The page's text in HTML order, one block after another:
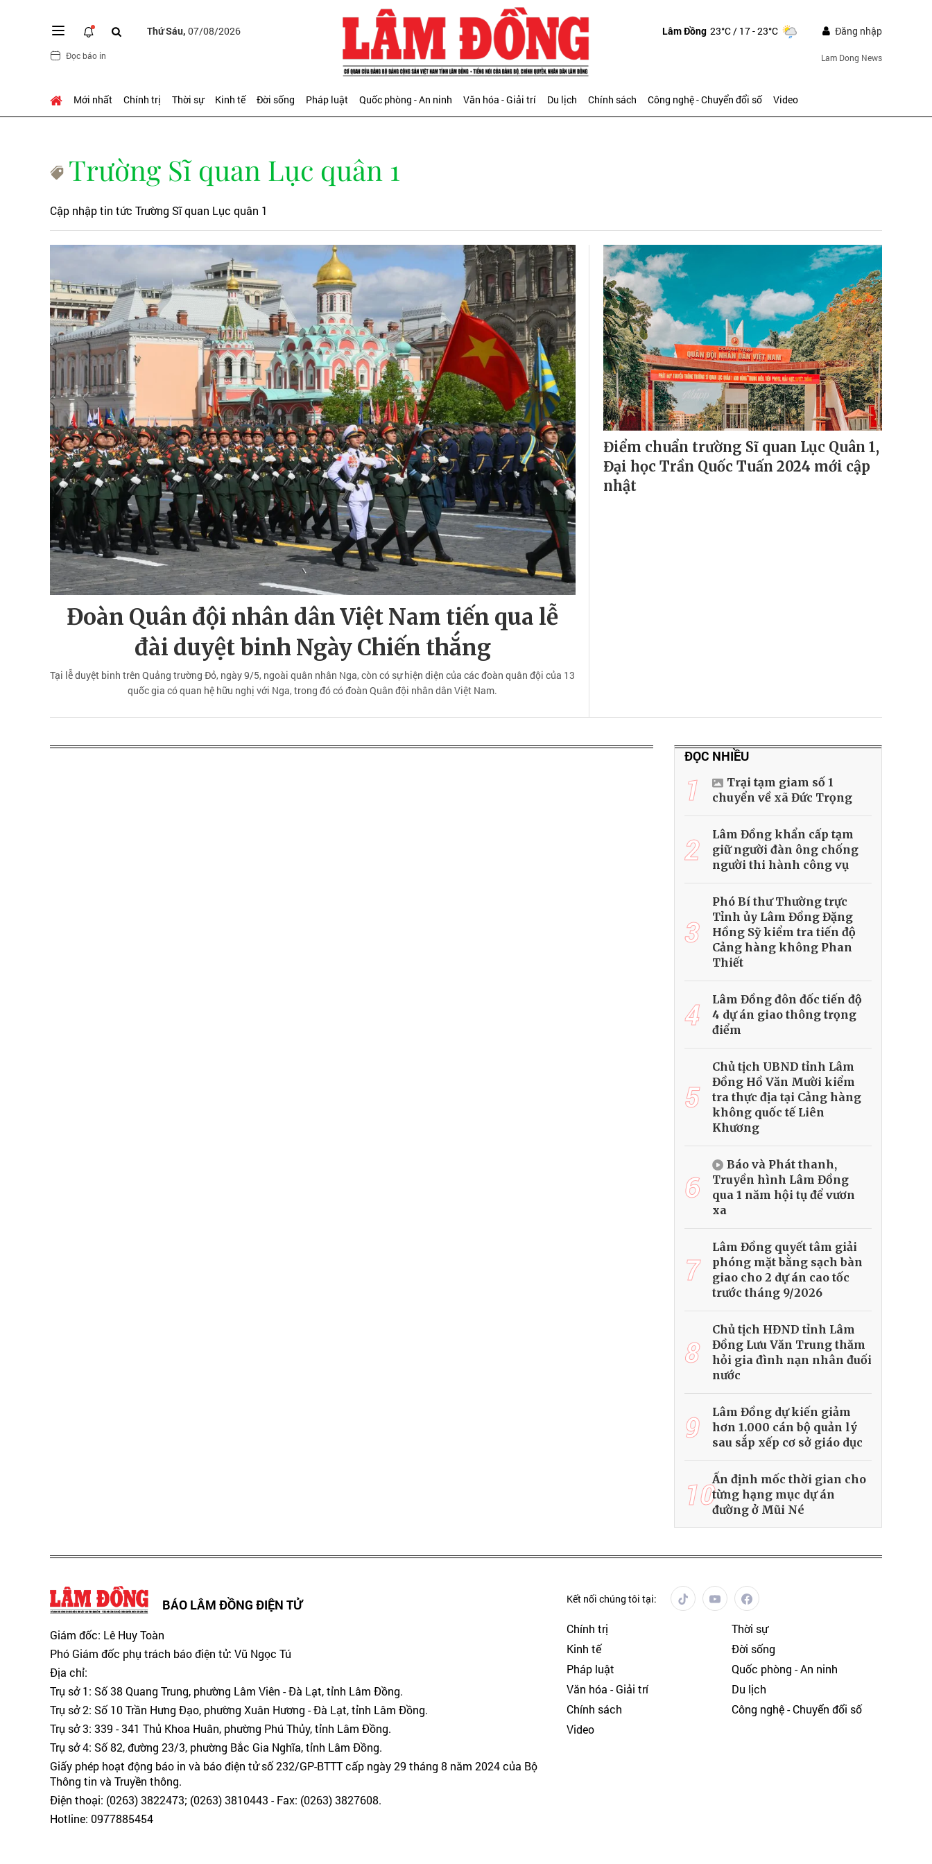
Thứ Sáu, 07/08/2026
Đọc báo in
Lâm Đồng 23°C/ 17 - 23°C Đăng nhập
Lam Dong News
Mới nhất Chính trị Thời sự Kinh tế Đời sống Pháp luật Quốc phòng - An ninh Văn hóa - Giải trí Du lịch Chính sách Công nghệ - Chuyển đổi số Video
Trường Sĩ quan Lục quân 1
Cập nhập tin tức Trường Sĩ quan Lục quân 1
Đoàn Quân đội nhân dân Việt Nam tiến qua lễ
đài duyệt binh Ngày Chiến thắng
Tại lễ duyệt binh trên Quảng trường Đỏ, ngày 9/5, ngoài quân nhân Nga, còn có sự hiện diện của các đoàn quân đội của 13
quốc gia có quan hệ hữu nghị với Nga, trong đó có đoàn Quân đội nhân dân Việt Nam.
Điểm chuẩn trường Sĩ quan Lục Quân 1,
Đại học Trần Quốc Tuấn 2024 mới cập
nhật
ĐỌC NHIỀU
1
Trại tạm giam số 1
chuyển về xã Đức Trọng
2
Lâm Đồng khẩn cấp tạm
giữ người đàn ông chống
người thi hành công vụ
3
Phó Bí thư Thường trực
Tỉnh ủy Lâm Đồng Đặng
Hồng Sỹ kiểm tra tiến độ
Cảng hàng không Phan
Thiết
4
Lâm Đồng đôn đốc tiến độ
4 dự án giao thông trọng
điểm
5
Chủ tịch UBND tỉnh Lâm
Đồng Hồ Văn Mười kiểm
tra thực địa tại Cảng hàng
không quốc tế Liên
Khương
6
Báo và Phát thanh,
Truyền hình Lâm Đồng
qua 1 năm hội tụ để vươn
xa
7
Lâm Đồng quyết tâm giải
phóng mặt bằng sạch bàn
giao cho 2 dự án cao tốc
trước tháng 9/2026
8
Chủ tịch HĐND tỉnh Lâm
Đồng Lưu Văn Trung thăm
hỏi gia đình nạn nhân đuối
nước
9
Lâm Đồng dự kiến giảm
hơn 1.000 cán bộ quản lý
sau sắp xếp cơ sở giáo dục
10Ấn định mốc thời gian cho
từng hạng mục dự án
đường ở Mũi Né
BÁO LÂM ĐỒNG ĐIỆN TỬ
Giám đốc: Lê Huy Toàn
Phó Giám đốc phụ trách báo điện tử: Vũ Ngọc Tú
Địa chỉ:
Trụ sở 1: Số 38 Quang Trung, phường Lâm Viên - Đà Lạt, tỉnh Lâm Đồng.
Trụ sở 2: Số 10 Trần Hưng Đạo, phường Xuân Hương - Đà Lạt, tỉnh Lâm Đồng.
Trụ sở 3: 339 - 341 Thủ Khoa Huân, phường Phú Thủy, tỉnh Lâm Đồng.
Trụ sở 4: Số 82, đường 23/3, phường Bắc Gia Nghĩa, tỉnh Lâm Đồng.
Giấy phép hoạt động báo in và báo điện tử số 232/GP-BTTT cấp ngày 29 tháng 8 năm 2024 của Bộ
Thông tin và Truyền thông.
Điện thoại: (0263) 3822473; (0263) 3810443 - Fax: (0263) 3827608.
Hotline: 0977885454
Kết nối chúng tôi tại:
Chính trị
Thời sự
Kinh tế
Đời sống
Pháp luật
Quốc phòng - An ninh
Văn hóa - Giải trí
Du lịch
Chính sách
Công nghệ - Chuyển đổi số
Video